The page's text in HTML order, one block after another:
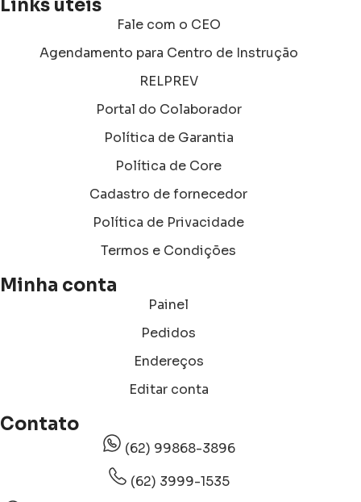
Links úteis
Fale com o CEO
Agendamento para Centro de Instrução
RELPREV
Portal do Colaborador
Política de Garantia
Política de Core
Cadastro de fornecedor
Política de Privacidade
Termos e Condições
Minha conta
Painel
Pedidos
Endereços
Editar conta
Contato
(62) 99868-3896
(62) 3999-1535